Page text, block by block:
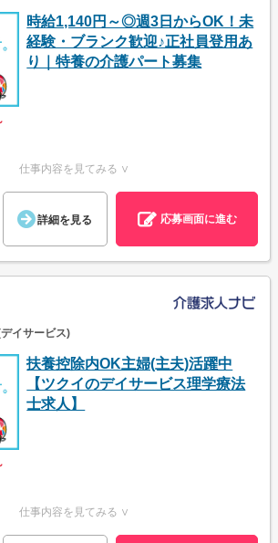
時給1,140円～◎週3日からOK！未
経験・ブランク歓迎♪正社員登用あ
り｜特養の介護パート募集
仕事内容を見てみる ∨
詳細を見る 応募画面に進む
イサービス)
扶養控除内OK主婦(主夫)活躍中
【ツクイのデイサービス理学療法
士求人】
仕事内容を見てみる ∨